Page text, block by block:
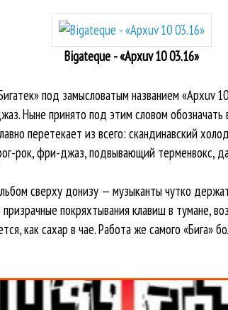
Bigateque - «Apxuv 10 03.16»
под замысловатым названием «Apxuv
Ныне принято под этим словом обозначать
перетекает из всего: скандинавский
рок, фри-джаз, подвывающий терменвокс,
сверху донизу — музыканты чутко
покряхтывания клавиш в тумане,
как сахар в чае. Работа же самого «Бига»